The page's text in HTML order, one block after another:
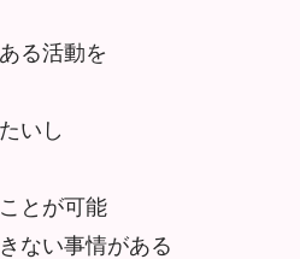
る活動を
いし
とが可能
ない事情がある